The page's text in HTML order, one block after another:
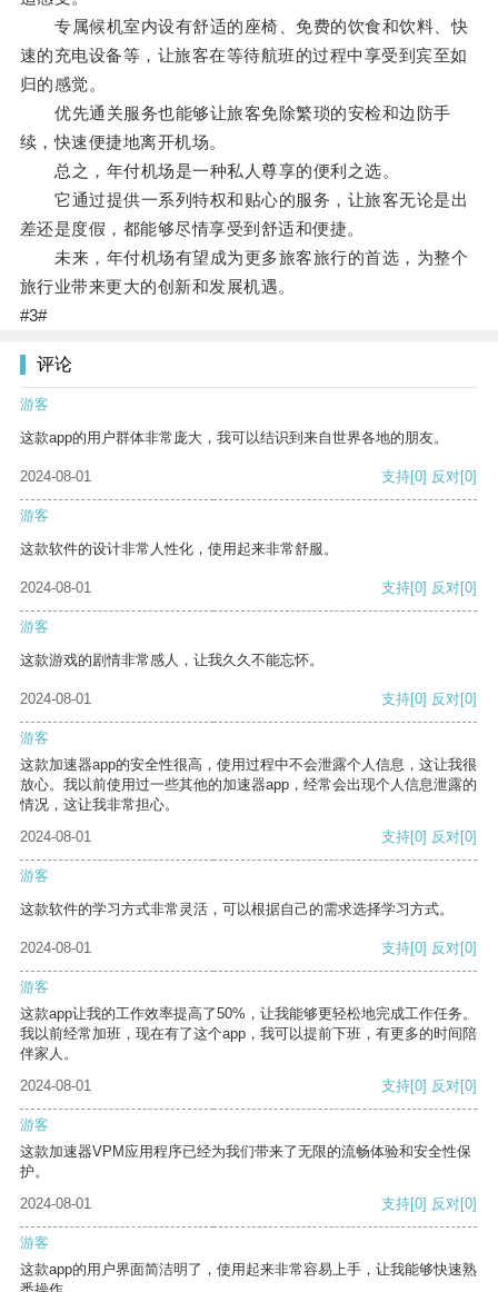
专属候机室内设有舒适的座椅、免费的饮食和饮料、快
速的充电设备等，让旅客在等待航班的过程中享受到宾至如
归的感觉。
优先通关服务也能够让旅客免除繁琐的安检和边防手
续，快速便捷地离开机场。
总之，年付机场是一种私人尊享的便利之选。
它通过提供一系列特权和贴心的服务，让旅客无论是出
差还是度假，都能够尽情享受到舒适和便捷。
未来，年付机场有望成为更多旅客旅行的首选，为整个
旅行业带来更大的创新和发展机遇。
#3#
评论
游客
这款app的用户群体非常庞大，我可以结识到来自世界各地的朋友。
2024-08-01 支持[0] 反对[0]
游客
这款软件的设计非常人性化，使用起来非常舒服。
2024-08-01 支持[0] 反对[0]
游客
这款游戏的剧情非常感人，让我久久不能忘怀。
2024-08-01 支持[0] 反对[0]
游客
这款加速器app的安全性很高，使用过程中不会泄露个人信息，这让我很
放心。我以前使用过一些其他的加速器app，经常会出现个人信息泄露的
情况，这让我非常担心。
2024-08-01
支持[0] 反对[0]
游客
这款软件的学习方式非常灵活，可以根据自己的需求选择学习方式。
2024-08-01 支持[0] 反对[0]
游客
这款app让我的工作效率提高了50%，让我能够更轻松地完成工作任务。
我以前经常加班，现在有了这个app，我可以提前下班，有更多的时间陪
伴家人。
2024-08-01
支持[0] 反对[0]
游客
这款加速器VPM应用程序已经为我们带来了无限的流畅体验和安全性保
护。
2024-08-01
支持[0] 反对[0]
游客
这款app的用户界面简洁明了，使用起来非常容易上手，让我能够快速熟